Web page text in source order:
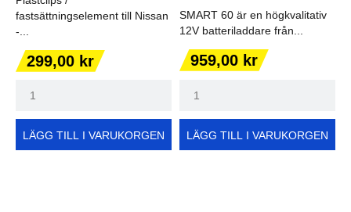
fastsättningselement till Nissan
-...
Pris
299,00 kr
LÄGG TILL I VARUKORGEN
SMART 60 är en högkvalitativ
12V batteriladdare från...
Pris
959,00 kr
LÄGG TILL I VARUKORGEN